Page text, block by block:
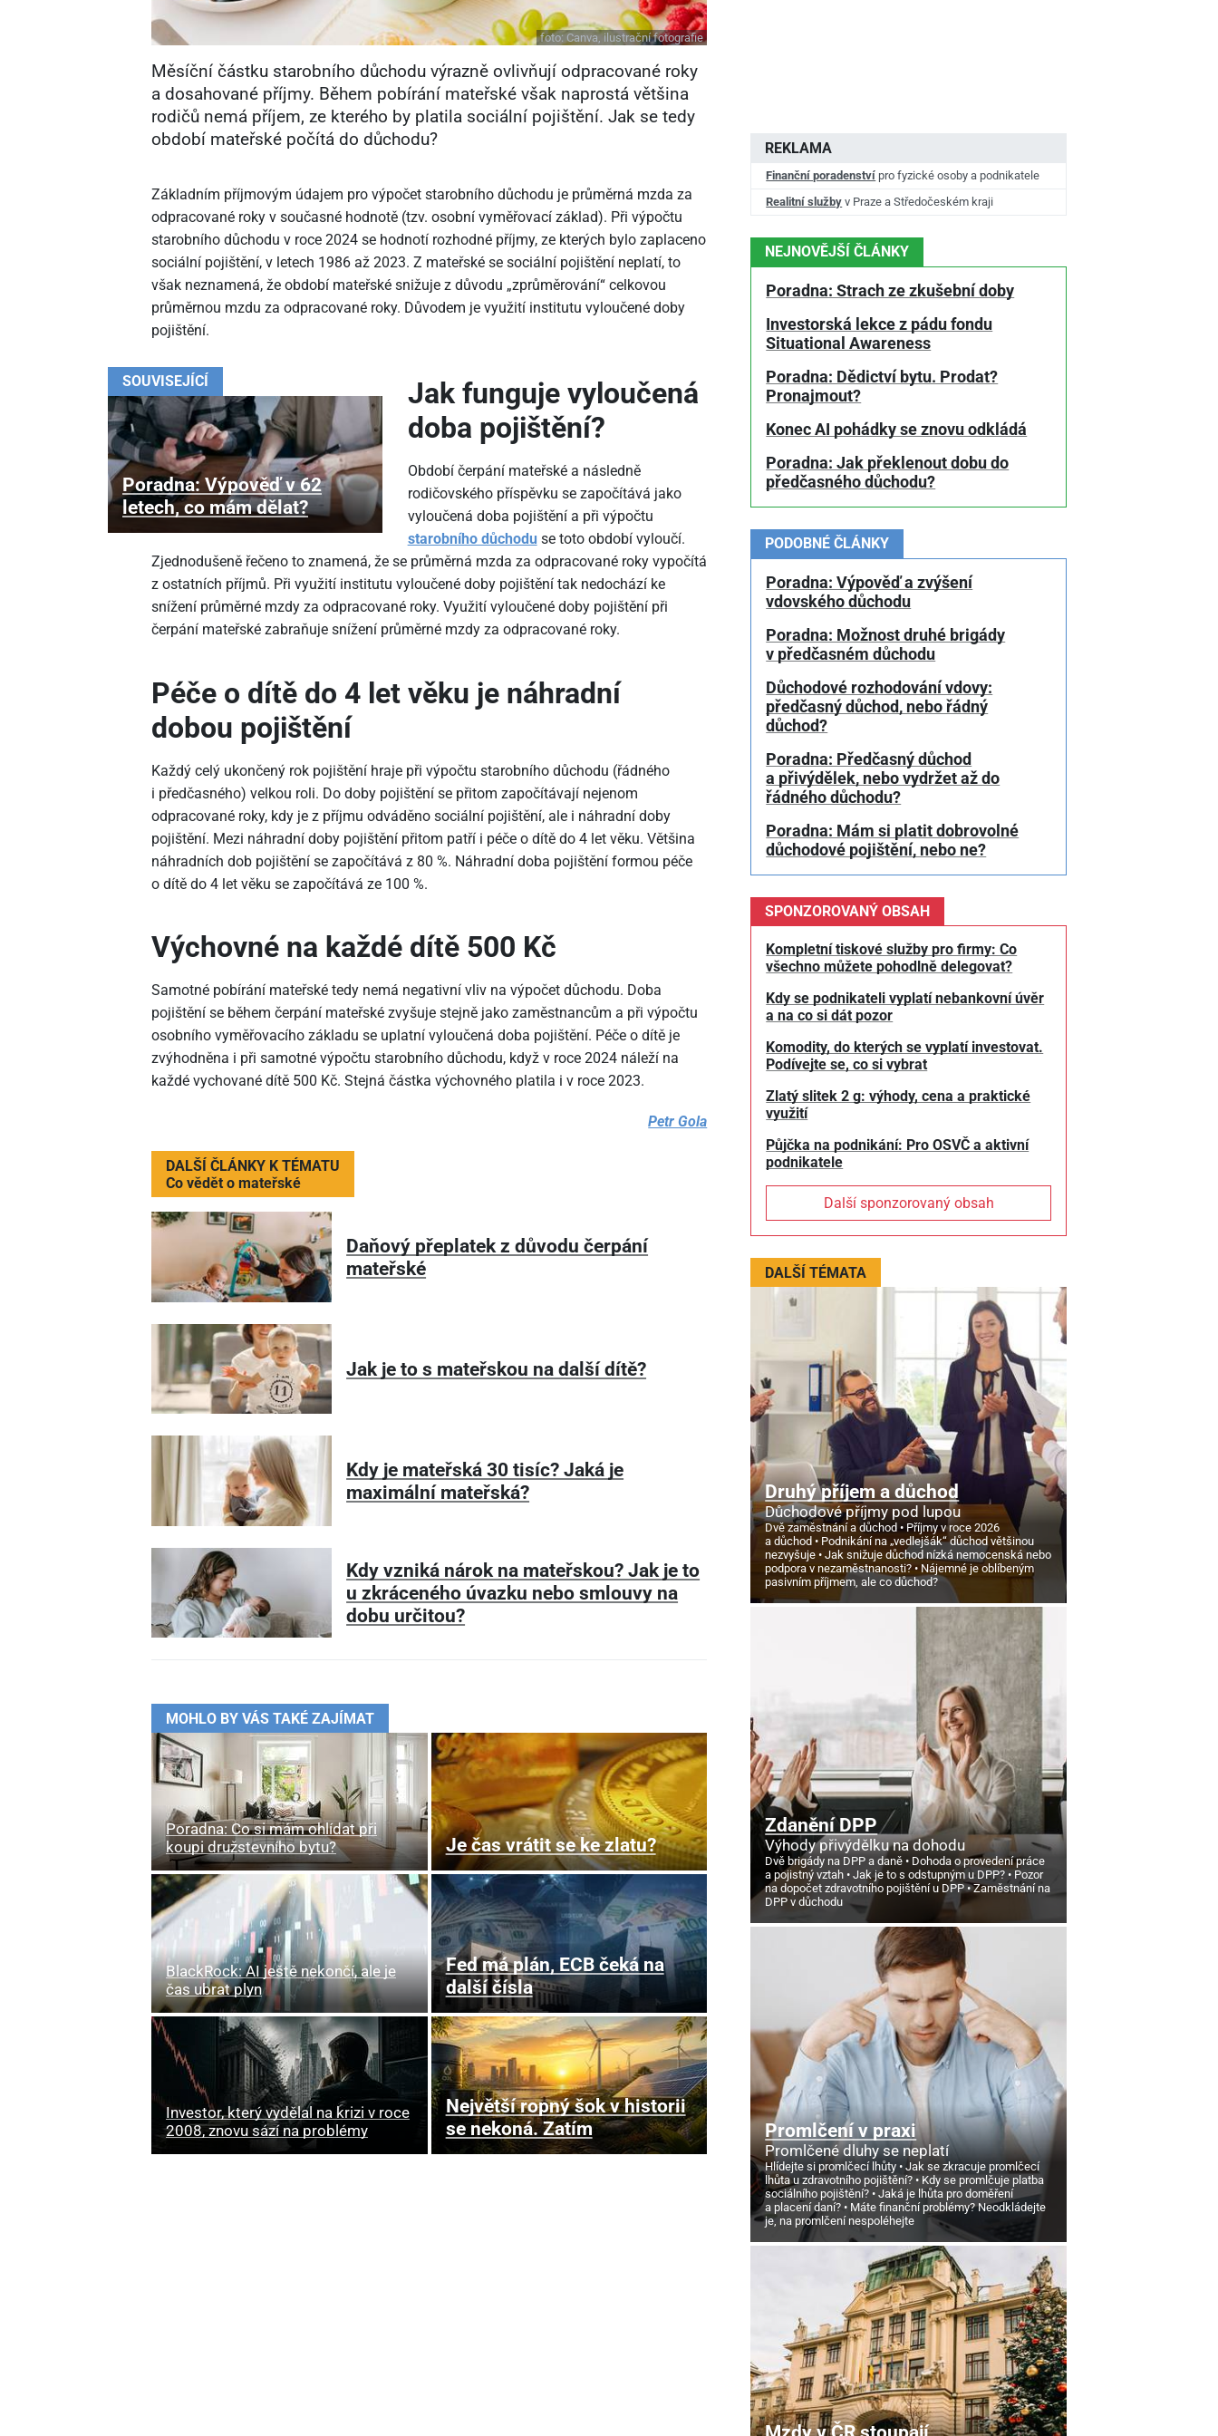
foto:Canva, ilustrační fotografie
Měsíční částku starobního důchodu výrazně ovlivňují odpracované roky
a dosahované příjmy. Během pobírání mateřské však naprostá většina
rodičů nemá příjem, ze kterého by platila sociální pojištění. Jak se tedy
období mateřské počítá do důchodu?
Základním příjmovým údajem pro výpočet starobního důchodu je průměrná mzda za
odpracované roky v současné hodnotě (tzv. osobní vyměřovací základ). Při výpočtu
starobního důchodu v roce 2024 se hodnotí rozhodné příjmy, ze kterých bylo zaplaceno
sociální pojištění, v letech 1986 až 2023. Z mateřské se sociální pojištění neplatí, to
však neznamená, že období mateřské snižuje z důvodu „zprůměrování“ celkovou
průměrnou mzdu za odpracované roky. Důvodem je využití institutu vyloučené doby
pojištění.
SOUVISEJÍCÍ
Poradna: Výpověď v 62
letech, co mám dělat?
Jak funguje vyloučená
doba pojištění?
Období čerpání mateřské a následně
rodičovského příspěvku se započítává jako
vyloučená doba pojištění a při výpočtu
starobního důchodu se toto období vyloučí.
Zjednodušeně řečeno to znamená, že se průměrná mzda za odpracované roky vypočítá
z ostatních příjmů. Při využití institutu vyloučené doby pojištění tak nedochází ke
snížení průměrné mzdy za odpracované roky. Využití vyloučené doby pojištění při
čerpání mateřské zabraňuje snížení průměrné mzdy za odpracované roky.
Péče o dítě do 4 let věku je náhradní
dobou pojištění
Každý celý ukončený rok pojištění hraje při výpočtu starobního důchodu (řádného
i předčasného) velkou roli. Do doby pojištění se přitom započítávají nejenom
odpracované roky, kdy je z příjmu odváděno sociální pojištění, ale i náhradní doby
pojištění. Mezi náhradní doby pojištění přitom patří i péče o dítě do 4 let věku. Většina
náhradních dob pojištění se započítává z 80 %. Náhradní doba pojištění formou péče
o dítě do 4 let věku se započítává ze 100 %.
Výchovné na každé dítě 500 Kč
Samotné pobírání mateřské tedy nemá negativní vliv na výpočet důchodu. Doba
pojištění se během čerpání mateřské zvyšuje stejně jako zaměstnancům a při výpočtu
osobního vyměřovacího základu se uplatní vyloučená doba pojištění. Péče o dítě je
zvýhodněna i při samotné výpočtu starobního důchodu, když v roce 2024 náleží na
každé vychované dítě 500 Kč. Stejná částka výchovného platila i v roce 2023.
Petr Gola
DALŠÍ ČLÁNKY K TÉMATU
Co vědět o mateřské
Daňový přeplatek z důvodu čerpání
mateřské
Jak je to s mateřskou na další dítě?
Kdy je mateřská 30 tisíc? Jaká je
maximální mateřská?
Kdy vzniká nárok na mateřskou? Jak je to
u zkráceného úvazku nebo smlouvy na
dobu určitou?
MOHLO BY VÁS TAKÉ ZAJÍMAT
Poradna: Co si mám ohlídat při
koupi družstevního bytu?
Je čas vrátit se ke zlatu?
BlackRock: AI ještě nekončí, ale je
čas ubrat plyn
Fed má plán, ECB čeká na
další čísla
Investor, který vydělal na krizi v roce
2008, znovu sází na problémy
Největší ropný šok v historii
se nekoná. Zatím
REKLAMA
Finanční poradenství pro fyzické osoby a podnikatele
Realitní služby v Praze a Středočeském kraji
NEJNOVĚJŠÍ ČLÁNKY
Poradna: Strach ze zkušební doby
Investorská lekce z pádu fondu
Situational Awareness
Poradna: Dědictví bytu. Prodat?
Pronajmout?
Konec AI pohádky se znovu odkládá
Poradna: Jak překlenout dobu do
předčasného důchodu?
PODOBNÉ ČLÁNKY
Poradna: Výpověď a zvýšení
vdovského důchodu
Poradna: Možnost druhé brigády
v předčasném důchodu
Důchodové rozhodování vdovy:
předčasný důchod, nebo řádný
důchod?
Poradna: Předčasný důchod
a přivýdělek, nebo vydržet až do
řádného důchodu?
Poradna: Mám si platit dobrovolné
důchodové pojištění, nebo ne?
SPONZOROVANÝ OBSAH
Kompletní tiskové služby pro firmy: Co
všechno můžete pohodlně delegovat?
Kdy se podnikateli vyplatí nebankovní úvěr
a na co si dát pozor
Komodity, do kterých se vyplatí investovat.
Podívejte se, co si vybrat
Zlatý slitek 2 g: výhody, cena a praktické
využití
Půjčka na podnikání: Pro OSVČ a aktivní
podnikatele
Další sponzorovaný obsah
DALŠÍ TÉMATA
Druhý příjem a důchod
Důchodové příjmy pod lupou
Dvě zaměstnání a důchod
Příjmy v roce 2026
a důchod
Podnikání na „vedlejšák“ důchod většinou
nezvyšuje
Jak snižuje důchod nízká nemocenská nebo
podpora v nezaměstnanosti?
Nájemné je oblíbeným
pasivním příjmem, ale co důchod?
Zdanění DPP
Výhody přivýdělku na dohodu
Dvě brigády na DPP a daně
Dohoda o provedení práce
a pojistný vztah
Jak je to s odstupným u DPP?
Pozor
na dopočet zdravotního pojištění u DPP
Zaměstnání na
DPP v důchodu
Promlčení v praxi
Promlčené dluhy se neplatí
Hlídejte si promlčecí lhůty
Jak se zkracuje promlčecí
lhůta u zdravotního pojištění?
Kdy se promlčuje platba
sociálního pojištění?
Jaká je lhůta pro doměření
a placení daní?
Máte finanční problémy? Neodkládejte
je, na promlčení nespoléhejte